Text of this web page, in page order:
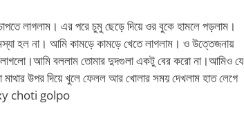
লাগলাম। এর পরে চুমু ছেড়ে দিয়ে ওর বুকে হামলে পড়লাম।
হল না। আমি কামড়ে কামড়ে খেতে লাগলাম। ও উত্তেজনায়
বললাম তোমার দুদগুলা একটু বের করো না।আমিও যে
উপর দিয়ে খুলে ফেলল আর খোলার সময় দেখলাম হাত লেগে
choti golpo